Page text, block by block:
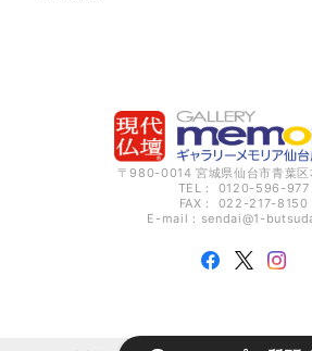
〒980-0014 宮城県仙台市青葉
TEL： 0120-596-977
FAX： 022-217-8150
E-mail： sendai@1-